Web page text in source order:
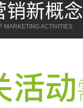
销新概念
MARKETING ACTIVITIES